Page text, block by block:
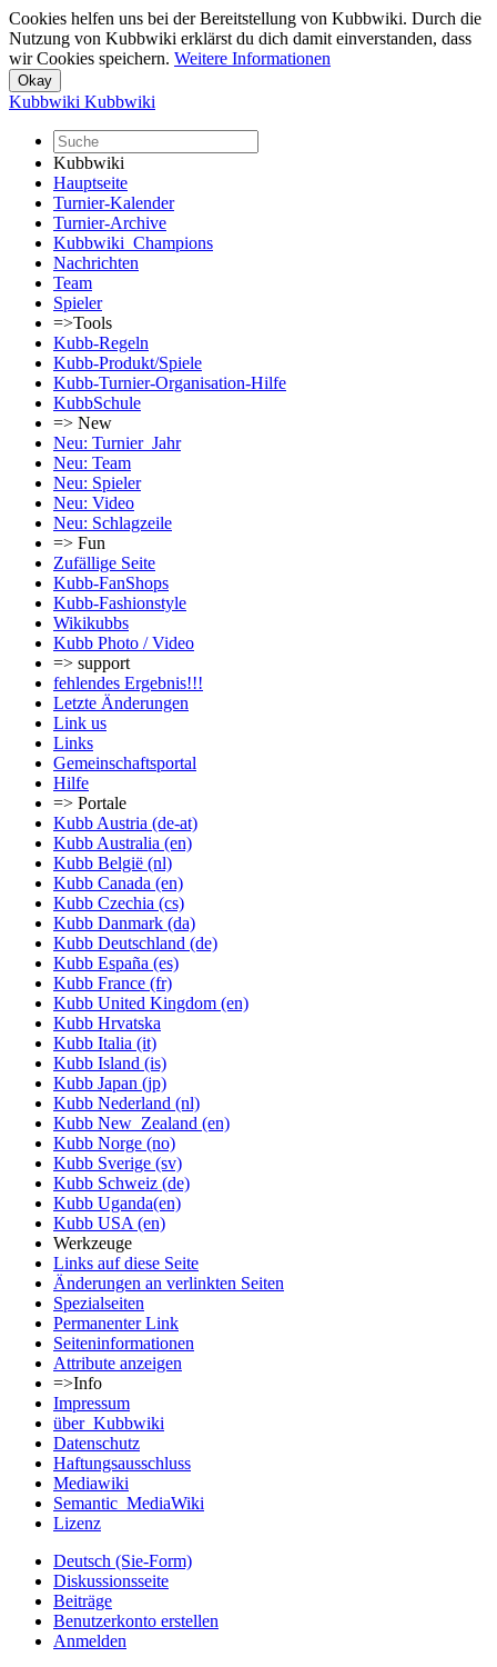
Cookies helfen uns bei der Bereitstellung von Kubbwiki. Durch die
Nutzung von Kubbwiki erklärst du dich damit einverstanden, dass
wir Cookies speichern. Weitere Informationen
Kubbwiki Kubbwiki
Kubbwiki
Hauptseite
Turnier-Kalender
Turnier-Archive
Kubbwiki_Champions
Nachrichten
Team
Spieler
=>Tools
Kubb-Regeln
Kubb-Produkt/Spiele
Kubb-Turnier-Organisation-Hilfe
KubbSchule
=> New
Neu: Turnier_Jahr
Neu: Team
Neu: Spieler
Neu: Video
Neu: Schlagzeile
=> Fun
Zufällige Seite
Kubb-FanShops
Kubb-Fashionstyle
Wikikubbs
Kubb Photo / Video
=> support
fehlendes Ergebnis!!!
Letzte Änderungen
Link us
Links
Gemeinschafts­portal
Hilfe
=> Portale
Kubb Austria (de-at)
Kubb Australia (en)
Kubb België (nl)
Kubb Canada (en)
Kubb Czechia (cs)
Kubb Danmark (da)
Kubb Deutschland (de)
Kubb España (es)
Kubb France (fr)
Kubb United Kingdom (en)
Kubb Hrvatska
Kubb Italia (it)
Kubb Island (is)
Kubb Japan (jp)
Kubb Nederland (nl)
Kubb New_Zealand (en)
Kubb Norge (no)
Kubb Sverige (sv)
Kubb Schweiz (de)
Kubb Uganda(en)
Kubb USA (en)
Werkzeuge
Links auf diese Seite
Änderungen an verlinkten Seiten
Spezialseiten
Permanenter Link
Seiten­informationen
Attribute anzeigen
=>Info
Impressum
über_Kubbwiki
Datenschutz
Haftungsausschluss
Mediawiki
Semantic_MediaWiki
Lizenz
Deutsch (Sie-Form)‎
Diskussionsseite
Beiträge
Benutzerkonto erstellen
Anmelden